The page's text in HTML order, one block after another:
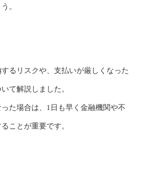
。
るリスクや、支払いが厳しくなった
て解説しました。
た場合は、1日も早く金融機関や不
ことが重要です。